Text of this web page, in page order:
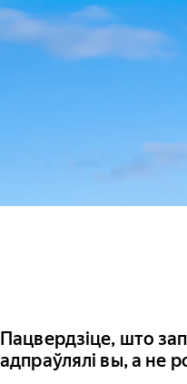
Пацвердзіце, што
адпраўлялі вы, а не